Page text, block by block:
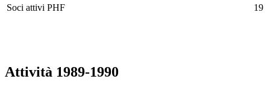
Soci attivi PHF
19
Attività 1989-1990